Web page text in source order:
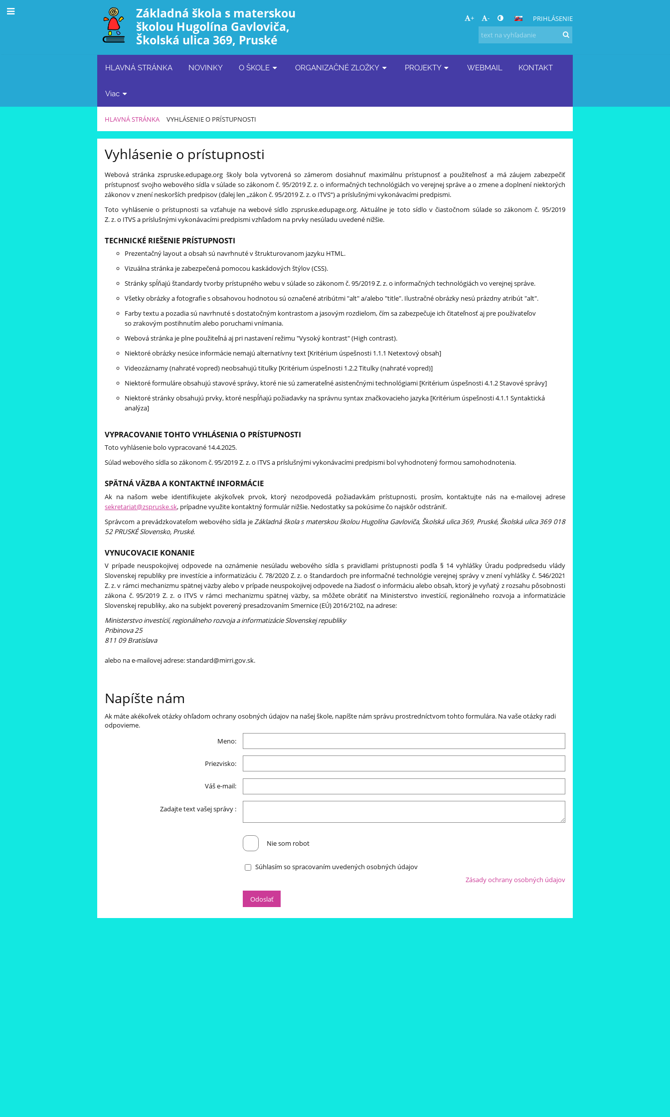
Základná škola s materskou
školou Hugolína Gavloviča,
Školská ulica 369, Pruské
+ - PRIHLÁSENIE
HLAVNÁ STRÁNKA NOVINKY O ŠKOLE ORGANIZAČNÉ ZLOŽKY PROJEKTY WEBMAIL KONTAKT
Viac
HLAVNÁ STRÁNKA VYHLÁSENIE O PRÍSTUPNOSTI
Vyhlásenie
o
prístupnosti
Vyhlásenie o prístupnosti
Webová stránka zspruske.edupage.org školy bola vytvorená so zámerom dosiahnuť maximálnu prístupnosť a použiteľnosť a má záujem zabezpečiť
prístupnosť svojho webového sídla v súlade so zákonom č. 95/2019 Z. z. o informačných technológiách vo verejnej správe a o zmene a doplnení niektorých
zákonov v znení neskorších predpisov (ďalej len „zákon č. 95/2019 Z. z. o ITVS“) a príslušnými vykonávacími predpismi.
Toto vyhlásenie o prístupnosti sa vzťahuje na webové sídlo zspruske.edupage.org. Aktuálne je toto sídlo v čiastočnom súlade so zákonom č. 95/2019
Z. z. o ITVS a príslušnými vykonávacími predpismi vzhľadom na prvky nesúladu uvedené nižšie.
TECHNICKÉ RIEŠENIE PRÍSTUPNOSTI
Prezentačný layout a obsah sú navrhnuté v štrukturovanom jazyku HTML.
Vizuálna stránka je zabezpečená pomocou kaskádových štýlov (CSS).
Stránky spĺňajú štandardy tvorby prístupného webu v súladeso zákonom č. 95/2019 Z. z. o informačných technológiách vo verejnej správe.
Všetky obrázky a fotografie s obsahovou hodnotou sú označené atribútmi "alt" a/alebo "title". Ilustračné obrázky nesú prázdny atribút "alt".
Farby textu a pozadia sú navrhnuté s dostatočným kontrastom a jasovým rozdielom, čím sa zabezpečuje ich čitateľnosť aj pre používateľov
so zrakovým postihnutím alebo poruchami vnímania.
Webová stránka je plne použiteľná aj pri nastavení režimu "Vysoký kontrast" (High contrast).
Niektoré obrázky nesúce informácie nemajú alternatívny text [Kritérium úspešnosti 1.1.1 Netextový obsah]
Videozáznamy (nahraté vopred) neobsahujú titulky [Kritérium úspešnosti 1.2.2 Titulky (nahraté vopred)]
Niektoré formuláre obsahujú stavové správy, ktoré nie sú zamerateľné asistenčnými technológiami [Kritérium úspešnosti 4.1.2 Stavové správy]
Niektoré stránky obsahujú prvky, ktoré nespĺňajú požiadavky na správnu syntax značkovacieho jazyka [Kritérium úspešnosti 4.1.1 Syntaktická
analýza]
VYPRACOVANIE TOHTO VYHLÁSENIA O PRÍSTUPNOSTI
Toto vyhlásenie bolo vypracované 14.4.2025.
Súlad webového sídla so zákonom č. 95/2019 Z. z. o ITVS a príslušnými vykonávacími predpismi bol vyhodnotený formou samohodnotenia.
SPÄTNÁ VÄZBA A KONTAKTNÉ INFORMÁCIE
Ak na našom webe identifikujete akýkoľvek prvok, ktorý nezodpovedá požiadavkám prístupnosti, prosím, kontaktujte nás na e-mailovej adrese
sekretariat@zspruske.sk, prípadne využite kontaktný formulár nižšie. Nedostatky sa pokúsime čo najskôr odstrániť.
Správcom a prevádzkovateľom webového sídla jeZákladná škola s materskou školou Hugolína Gavloviča, Školská ulica 369, Pruské, Školská ulica 369 018
52 PRUSKÉ Slovensko, Pruské.
VYNUCOVACIE KONANIE
V prípade neuspokojivej odpovede na oznámenie nesúladu webového sídla s pravidlami prístupnosti podľa § 14 vyhlášky Úradu podpredsedu vlády
Slovenskej republiky pre investície a informatizáciu č. 78/2020 Z. z. o štandardoch pre informačné technológie verejnej správy v znení vyhlášky č. 546/2021
Z. z. v rámci mechanizmu spätnej väzby alebo v prípade neuspokojivej odpovede na žiadosť o informáciu alebo obsah, ktorý je vyňatý z rozsahu pôsobnosti
zákona č. 95/2019 Z. z. o ITVS v rámci mechanizmu spätnej väzby, sa môžete obrátiť na Ministerstvo investícií, regionálneho rozvoja a informatizácie
Slovenskej republiky, ako na subjekt poverený presadzovaním Smernice (EÚ) 2016/2102, na adrese:
Ministerstvo investícií, regionálneho rozvoja a informatizácie Slovenskej republiky
Pribinova 25
811 09 Bratislava
alebo na e-mailovej adrese: standard@mirri.gov.sk.
Napíšte nám
Ak máte akékoľvek otázky ohľadom ochrany osobných údajov na našej škole, napíšte nám správu prostredníctvom tohto formulára. Na vaše otázky radi
odpovieme.
Meno:
Priezvisko:
Váš e-mail:
Zadajte text vašej správy :
Nie som robot
Súhlasím so spracovaním uvedených osobných údajov
Zásady ochrany osobných údajov